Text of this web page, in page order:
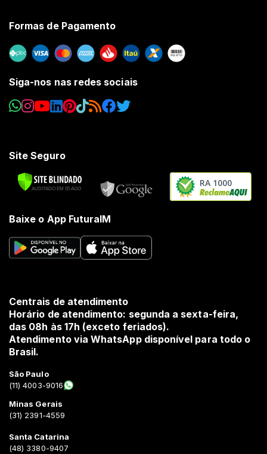
Formas de Pagamento
Siga-nos nas redes sociais
Site Seguro
RA 1000
Baixe o App FuturaIM
Centrais de atendimento
Horário de atendimento: segunda a sexta-feira,
das 08h às 17h (exceto feriados).
Atendimento via WhatsApp disponível para todo o
Brasil.
São Paulo
(11) 4003-9016
Minas Gerais
(31) 2391-4559
Santa Catarina
(48) 3380-9407